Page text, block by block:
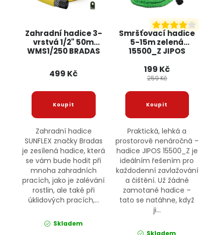
Zahradní hadice 3-
vrstvá 1/2" 50m
WMS1/250 BRADAS
499 Kč
Zahradní hadice
SUNFLEX značky Bradas
je zesílená hadice, která
se vám bude hodit při
mnoha zahradních
pracích, jako je zalévání
rostlin, ale také při
úklidových pracích,...
Skladem
Smršťovací hadice
5-15m zelená
15500_Z JIPOS
199 Kč
259 Kč
Praktická, lehká a
prostorově nenáročná –
hadice JIPOS 15500_Z je
ideálním řešením pro
každodenní zavlažování
a čištění. Už žádné
zamotané hadice –
tato se natáhne, když
ji...